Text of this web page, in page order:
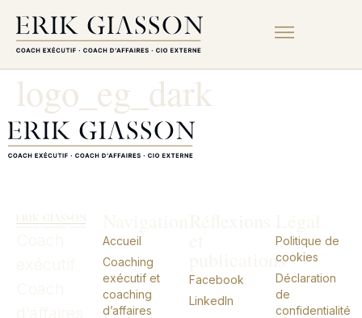
logo_eg_dark
Accueil
Coaching
exécutif et
coaching
d’affaires
publications
Facebook
LinkedIn
Politique de
cookies
Déclaration
de
confidentialité